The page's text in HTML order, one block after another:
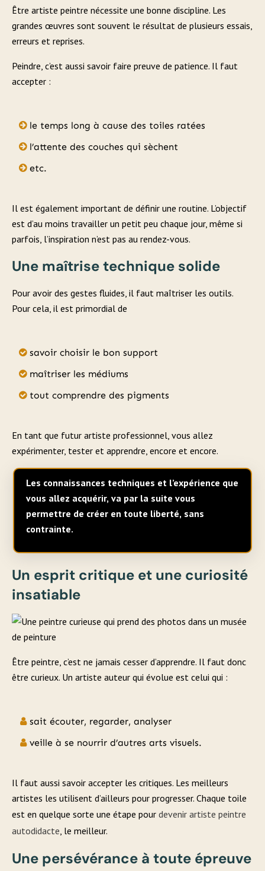
Être artiste peintre nécessite une bonne discipline. Les
grandes œuvres sont souvent le résultat de plusieurs essais,
erreurs et reprises.
Peindre, c’est aussi savoir faire preuve de patience. Il faut
accepter :
le temps long à cause des toiles ratées
l’attente des couches qui sèchent
etc.
Il est également important de définir une routine. L’objectif
est d’au moins travailler un petit peu chaque jour, même si
parfois, l’inspiration n’est pas au rendez-vous.
Une maîtrise technique solide
Pour avoir des gestes fluides, il faut maîtriser les outils.
Pour cela, il est primordial de
savoir choisir le bon support
maîtriser les médiums
tout comprendre des pigments
En tant que futur artiste professionnel, vous allez
expérimenter, tester et apprendre, encore et encore.
Les connaissances techniques et l’expérience que
vous allez acquérir, va par la suite vous
permettre de créer en toute liberté, sans
contrainte.
Un esprit critique et une curiosité
insatiable
Être peintre, c’est ne jamais cesser d’apprendre. Il faut donc
être curieux. Un artiste auteur qui évolue est celui qui :
sait écouter, regarder, analyser
veille à se nourrir d’autres arts visuels.
Il faut aussi savoir accepter les critiques. Les meilleurs
artistes les utilisent d’ailleurs pour progresser. Chaque toile
est en quelque sorte une étape pour devenir artiste peintre
autodidacte, le meilleur.
Une persévérance à toute épreuve